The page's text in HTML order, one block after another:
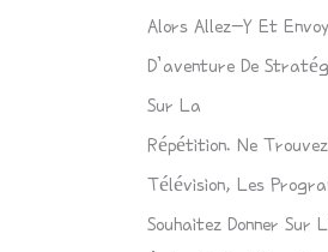
Alors Allez-Y Et
D’aventure De
Sur La
Répétition. Ne
Télévision, Les
Souhaitez Donner Sur